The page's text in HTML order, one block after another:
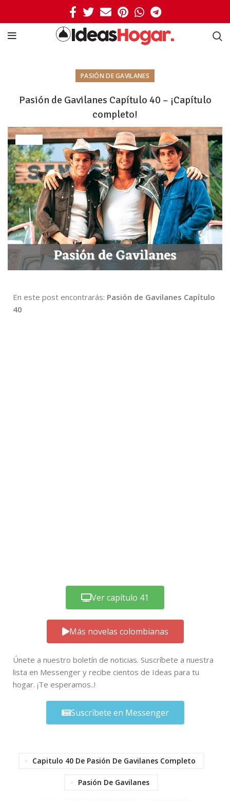
PASIÓN DE GAVILANES
Pasión de Gavilanes Capítulo 40 – ¡Capítulo
completo!
En este post encontrarás: Pasión de Gavilanes Capítulo
40
Ver capítulo 41
Más novelas colombianas
Únete a nuestro boletín de noticias. Suscríbete a nuestra
lista en Messenger y recibe cientos de Ideas para tu
hogar. ¡Te esperamos..!
Suscríbete en Messenger
Capitulo 40 De Pasión De Gavilanes Completo
Pasión De Gavilanes